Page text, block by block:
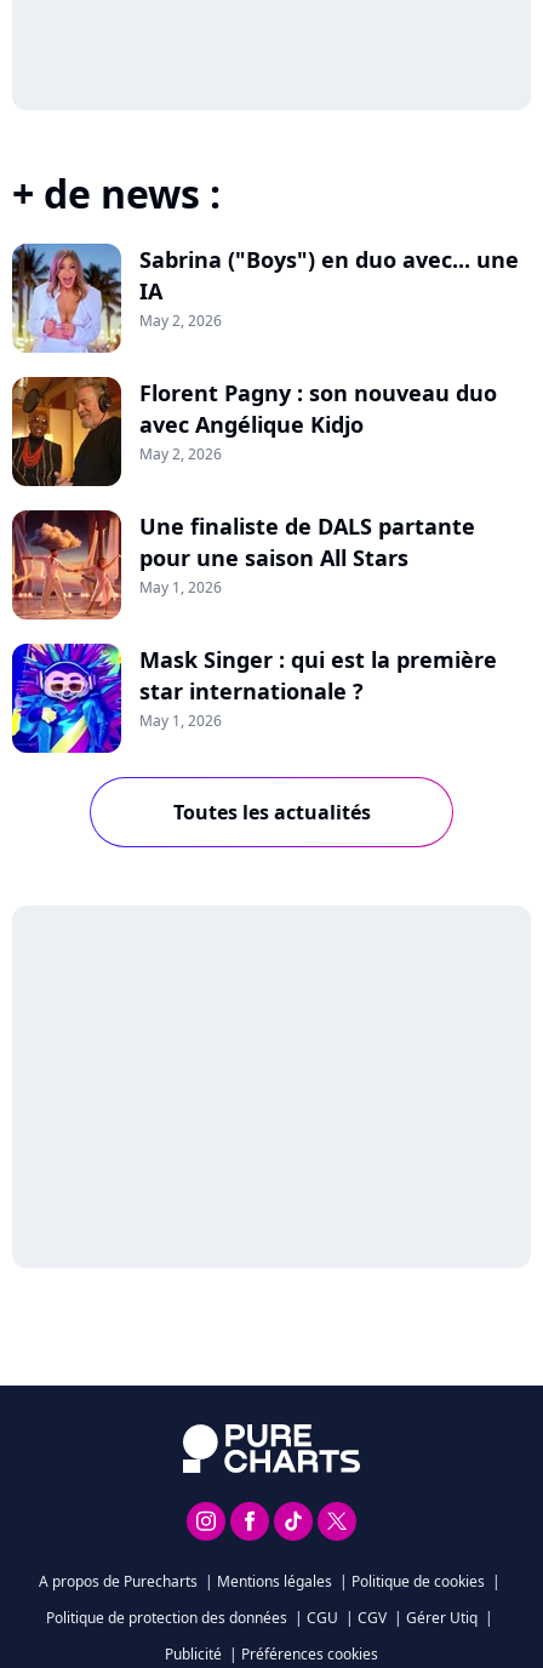
+ de news :
Sabrina ("Boys") en duo avec... une
IA
May 2, 2026
Florent Pagny : son nouveau duo
avec Angélique Kidjo
May 2, 2026
Une finaliste de DALS partante
pour une saison All Stars
May 1, 2026
Mask Singer : qui est la première
star internationale ?
May 1, 2026
Toutes les actualités
A propos de Purecharts | Mentions légales | Politique de cookies |
Politique de protection des données | CGU | CGV | Gérer Utiq |
Publicité | Préférences cookies